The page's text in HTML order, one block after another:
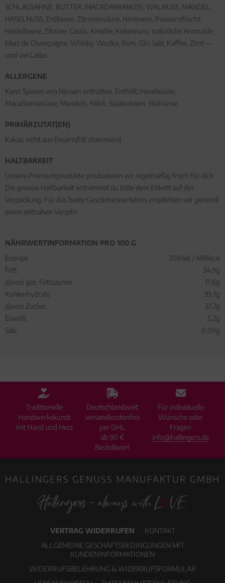
SCHLAGSAHNE, BUTTER, MACADAMIANUSS, WALNUSS, MANDEL,
HASELNUSS, Erdbeere, Zitronensäure, Himbeere, Passionsfrucht,
Heidelbeere, Zitrone, Cassis, Kirsche, Kokosnuss, natürliche Aromaöle,
Marc de Champagne, Whisky, Wodka, Rum, Gin, Salz, Kaffee, Zimt —
und viel Liebe.
ALLERGENE
Kann Spuren von Nüssen enthalten. Enthält: Haselnüsse,
Macadamianüsse, Mandeln, Milch, Sojabohnen, Walnüsse.
PRIMÄRZUTAT(EN)
Kakao nicht aus Bayern/DE stammend
HALTBARKEIT
Unsere Premiumprodukte produzieren wir regelmäßig frisch für dich.
Die genaue Haltbarkeit entnimmst du bitte dem Etikett auf der
Verpackung. Für das beste Geschmackserlebnis empfehlen wir generell
einen zeitnahen Verzehr.
NÄHRWERTINFORMATION PRO 100 G
Energie
2084kJ / 498kcal
Fett
34,9g
davon ges. Fettsäuren
17,6g
Kohlenhydrate
39,7g
davon Zucker
37,7g
Eiweiß
5,2g
Salz
0,09g
Traditionelle
Handwerkskunst
mit Hand und Herz
Deutschlandweit
versandkostenfrei
per DHL
ab 90 €
Bestellwert
Für individuelle
Wünsche oder
Fragen
info@hallingers.de
HALLINGERS GENUSS MANUFAKTUR GMBH
VERTRAG WIDERRUFEN
KONTAKT
ALLGEMEINE GESCHÄFTSBEDINGUNGEN MIT
KUNDENINFORMATIONEN
WIDERRUFSBELEHRUNG & WIDERRUFSFORMULAR